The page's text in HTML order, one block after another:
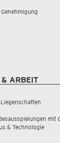
ARBEIT
mit
& Technologie